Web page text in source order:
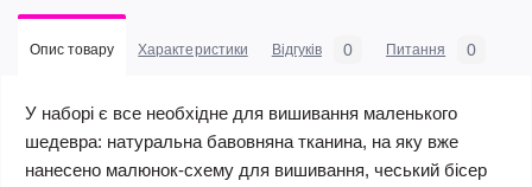
Опис товару Характеристики Відгуків 0 Питання 0
У наборі є все необхідне для вишивання маленького
шедевра: натуральна бавовняна тканина, на яку вже
нанесено малюнок-схему для вишивання, чеський бісер